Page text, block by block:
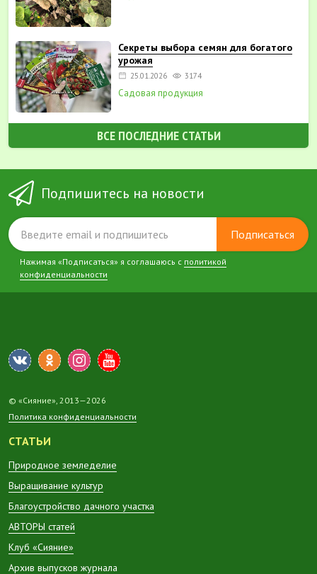
Секреты выбора семян для богатого
урожая
25.01.2026 3174
Садовая продукция
ВСЕ ПОСЛЕДНИЕ СТАТЬИ
Подпишитесь на новости
Подписаться
Нажимая «Подписаться» я соглашаюсь с политикой
конфиденциальности
© «Сияние», 2013—2026
Политика конфиденциальности
СТАТЬИ
Природное земледелие
Выращивание культур
Благоустройство дачного участка
АВТОРЫ статей
Клуб «Сияние»
Архив выпусков журнала